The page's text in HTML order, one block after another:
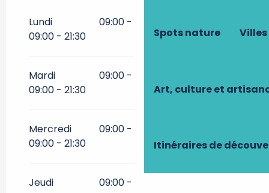
Spots nature
Art, culture et
Itinéraires de
2026
Du1 avril 2026 30 juin 2026
octobre 2026
Du 1 novembre 2026 31
Lundi 09:00 - 21:30
09:00 - 21:30
Mardi 09:00 - 21:30
09:00 - 21:30
Mercredi 09:00 - 21:30
09:00 - 21:30
Jeudi 09:00 - 21:30